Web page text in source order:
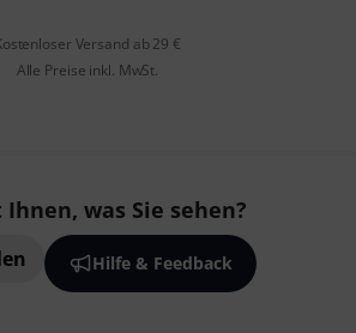
Versand ab 29 €
Alle Preise inkl. MwSt.
was Sie sehen?
Hilfe & Feedback